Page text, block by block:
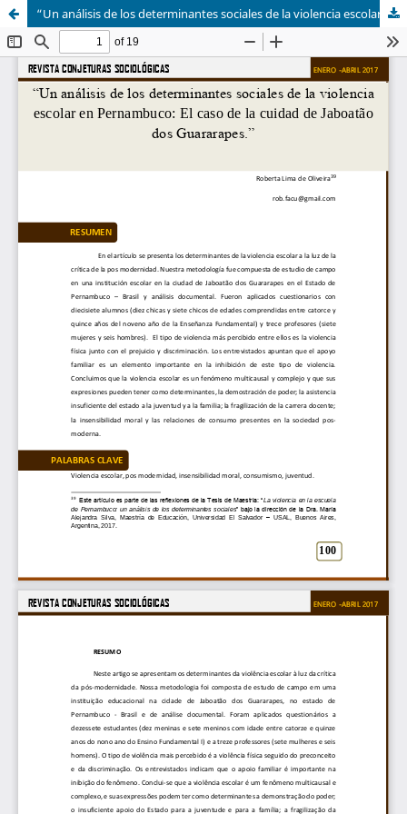
“Un análisis de los determinantes sociales de la violencia escolar en Pernambuco